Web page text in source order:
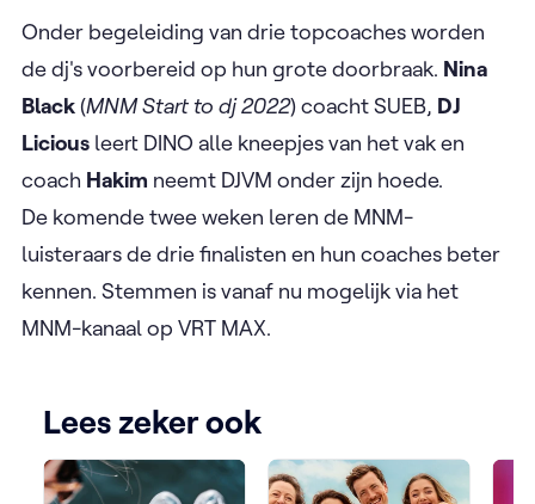
Onder begeleiding van drie topcoaches worden
de dj's voorbereid op hun grote doorbraak. Nina
Black(MNM Start to dj2022) coacht SUEB, DJ
Licious leert DINO alle kneepjes van het vak en
coach Hakim neemt DJVM onder zijn hoede.
De komende twee weken leren de MNM-
luisteraars de drie finalisten en hun coaches beter
kennen. Stemmen is vanaf nu mogelijk via het
MNM-kanaal op VRT MAX.
Lees zeker ook